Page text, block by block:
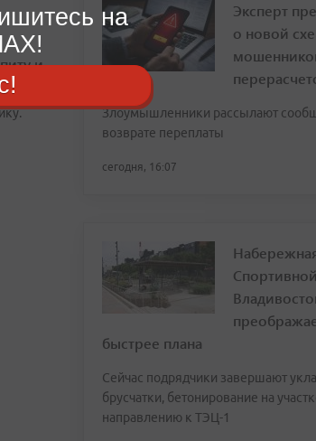
и
Эксперт
о новой
Злоумышленники рассылают
возврате переплаты
сегодня, 16:07
быстрее плана
Сейчас подрядчики завершают
брусчатки, бетонирование на
направлению к ТЭЦ-1
на